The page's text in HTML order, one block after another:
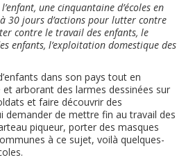
une cinquantaine d’écoles en
à 30 jours d’actions pour lutter contre
contre le travail des enfants, le
enfants, l’exploitation domestique des
dans son pays tout en
arborant des larmes dessinées sur
et faire découvrir des
demander de mettre fin au travail des
piqueur, porter des masques
à ce sujet, voilà quelques-